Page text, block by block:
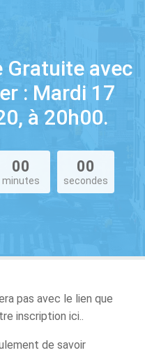
Gratuite avec
: Mardi 17
à 20h00.
00
minutes
00
secondes
pas avec le lien que
inscription ici..
de savoir